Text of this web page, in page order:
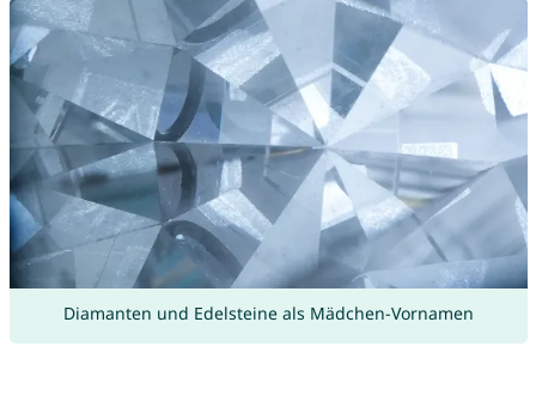
Diamanten und Edelsteine als Mädchen-Vornamen